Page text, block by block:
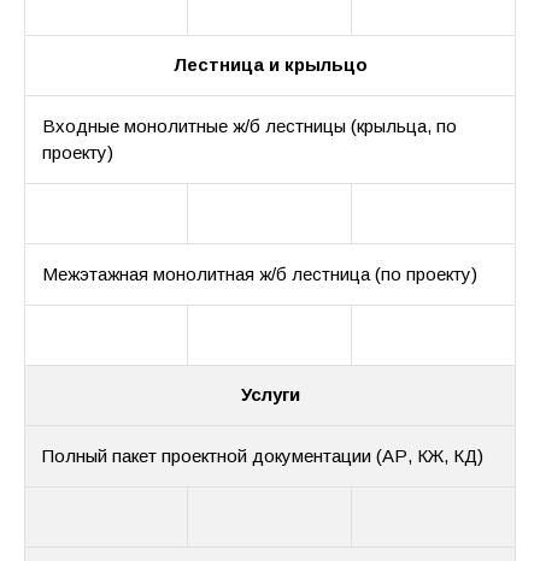
Лестница и крыльцо
Входные монолитные ж/б лестницы (крыльца, по
проекту)
Межэтажная монолитная ж/б лестница (по проекту)
Услуги
Полный пакет проектной документации (АР, КЖ, КД)